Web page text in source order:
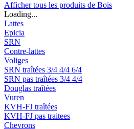
Afficher tous les produits de Bois
Loading...
Lattes
Epicia
SRN
Contre-lattes
Voliges
SRN traîtées 3/4 4/4 6/4
SRN pas traîtées 3/4 4/4
Douglas traîtées
Vuren
KVH-FJ traîtées
KVH-FJ pas traitees
Chevrons